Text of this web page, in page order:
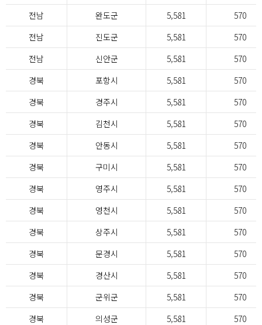
전남
완도군 5,581
570
전남
진도군 5,581
570
전남
신안군 5,581
570
경북
포항시 5,581
570
경북
경주시 5,581
570
경북
김천시 5,581
570
경북
안동시 5,581
570
경북
구미시 5,581
570
경북
영주시 5,581
570
경북
영천시 5,581
570
경북
상주시 5,581
570
경북
문경시 5,581
570
경북
경산시 5,581
570
경북
군위군 5,581
570
경북
의성군 5,581
570